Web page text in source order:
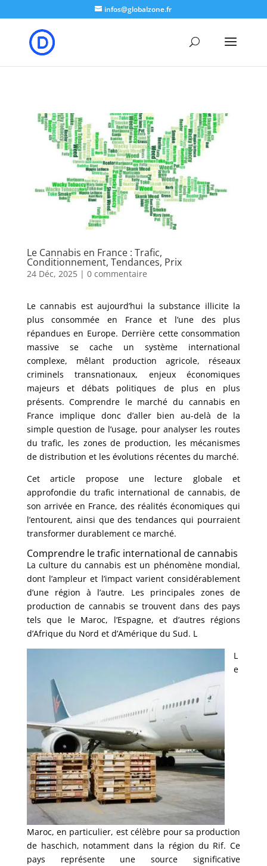
google-site-verification: google8b5302a50e574b7b.html
infos@globalzone.fr
Le Cannabis en France : Trafic,
Conditionnement, Tendances, Prix
24 Déc, 2025| 0 commentaire
Le cannabis est aujourd’hui la substance illicite la
plus consommée en France et l’une des plus
répandues en Europe. Derrière cette consommation
massive se cache un système international
complexe, mêlant production agricole, réseaux
criminels transnationaux, enjeux économiques
majeurs et débats politiques de plus en plus
présents. Comprendre le marché du cannabis en
France implique donc d’aller bien au-delà de la
simple question de l’usage, pour analyser les routes
du trafic, les zones de production, les mécanismes
de distribution et les évolutions récentes du marché.
Cet article propose une lecture globale et
approfondie du trafic international de cannabis, de
son arrivée en France, des réalités économiques qui
l’entourent, ainsi que des tendances qui pourraient
transformer durablement ce marché.
Comprendre le trafic international de cannabis
La culture du cannabis est un phénomène mondial,
dont l’ampleur et l’impact varient considérablement
d’une région à l’autre. Les principales zones de
production de cannabis se trouvent dans des pays
tels que le Maroc, l’Espagne, et d’autres régions
d’Afrique du Nord et d’Amérique du Sud. L
L
e
Maroc, en particulier, est célèbre pour sa production
de haschich, notamment dans la région du Rif. Ce
pays représente une source significative